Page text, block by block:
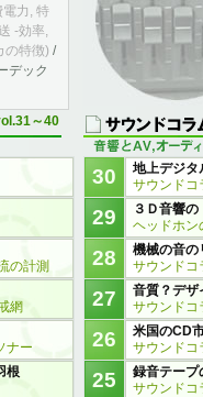
力, 特
-効率,
の特徴) /
デック
～40
の計測
網
ナー
根
30
地上デジタ
サウンドコ
29
３Ｄ音響
ヘッドホン
28
機械の音の
サウンドコ
27
音質？デザ
サウンドコ
26
米国のCD
サウンドコ
25
録音テープ
サウンドコ